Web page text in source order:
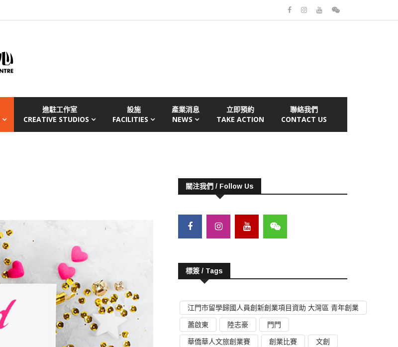
進駐工作室
CREATIVE STUDIOS
設施
FACILITIES
產業消息
NEWS
立即預約
TAKE ACTION
聯絡我們
CONTACT US
關注我們 / Follow Us
標簽 / Tags
江門市留學歸國人員創新創業項目資助 大灣區 青年創業
蕭啟東
陸志豪
門門
華僑華人文旅創業賽
創業比賽
文創